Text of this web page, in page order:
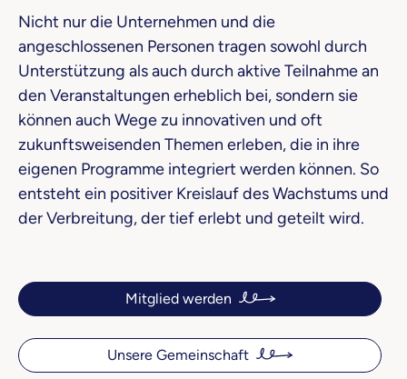
Nicht nur die Unternehmen und die
angeschlossenen Personen tragen sowohl durch
Unterstützung als auch durch aktive Teilnahme an
den Veranstaltungen erheblich bei, sondern sie
können auch Wege zu innovativen und oft
zukunftsweisenden Themen erleben, die in ihre
eigenen Programme integriert werden können. So
entsteht ein positiver Kreislauf des Wachstums und
der Verbreitung, der tief erlebt und geteilt wird.
Mitglied werden
Unsere Gemeinschaft